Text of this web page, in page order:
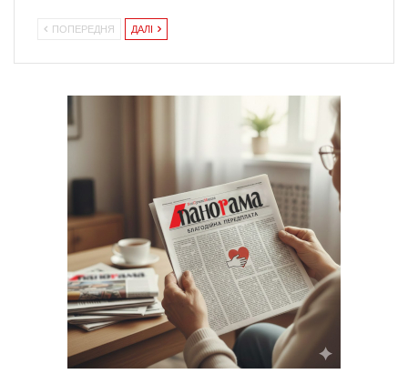
ПОПЕРЕДНЯ ДАЛІ